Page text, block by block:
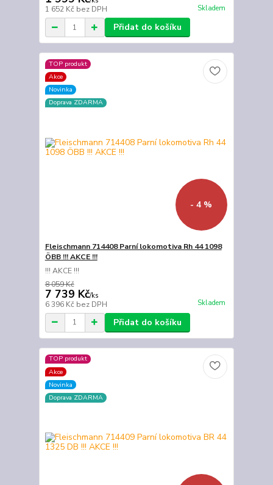
1 652 Kč bez DPH Skladem
Přidat do košíku
TOP produkt
Akce
Novinka
Doprava ZDARMA
- 4 %
Fleischmann 714408 Parní lokomotiva Rh 44 1098
ÖBB !!! AKCE !!!
!!! AKCE !!!
8 059 Kč
7 739 Kč/ks
6 396 Kč bez DPH Skladem
Přidat do košíku
TOP produkt
Akce
Novinka
Doprava ZDARMA